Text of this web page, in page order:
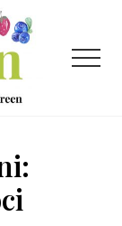
Menu